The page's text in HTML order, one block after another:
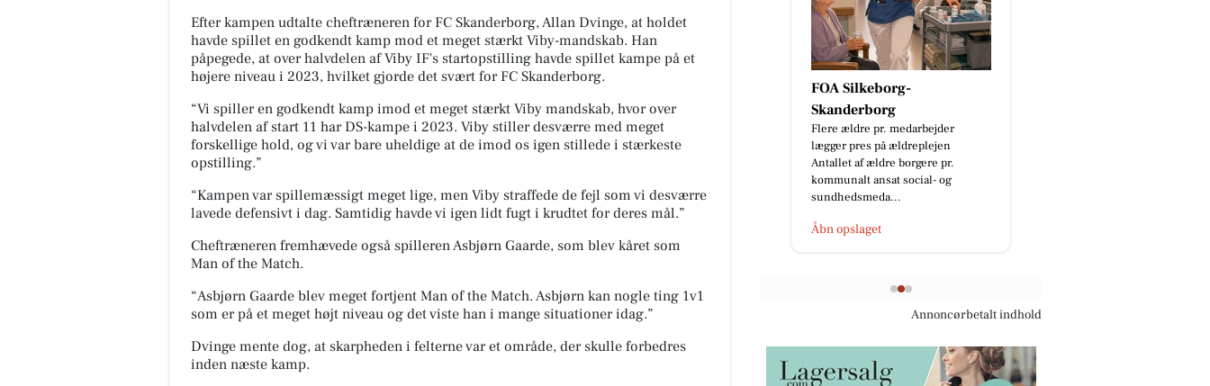
Efter kampen udtalte cheftræneren for FC Skanderborg, Allan Dvinge, at holdet
havde spillet en godkendt kamp mod et meget stærkt Viby-mandskab. Han
påpegede, at over halvdelen af Viby IF's startopstilling havde spillet kampe på et
højere niveau i 2023, hvilket gjorde det svært for FC Skanderborg.
“Vi spiller en godkendt kamp imod et meget stærkt Viby mandskab, hvor over
halvdelen af start 11 har DS-kampe i 2023. Viby stiller desværre med meget
forskellige hold, og vi var bare uheldige at de imod os igen stillede i stærkeste
opstilling.”
“Kampen var spillemæssigt meget lige, men Viby straffede de fejl som vi desværre
lavede defensivt i dag. Samtidig havde vi igen lidt fugt i krudtet for deres mål.”
Cheftræneren fremhævede også spilleren Asbjørn Gaarde, som blev kåret som
Man of the Match.
“Asbjørn Gaarde blev meget fortjent Man of the Match. Asbjørn kan nogle ting 1v1
som er på et meget højt niveau og det viste han i mange situationer idag.”
Dvinge mente dog, at skarpheden i felterne var et område, der skulle forbedres
inden næste kamp.
home Skanderborg
🌿 Eksklusiv landejendom på
Emborgvej 42A, 8660 Skanderborg
med enestående udsigt til Mossø,
egen skov og fredfyldt natur ude...
Åbn opslaget
FOA Silkeborg-
Skanderborg
Flere ældre pr. medarbejder
lægger pres på ældreplejen
sundhedsmeda...
Slagter Byskov
UGENS WEEKENDSTEG 😋🍖 På
fredag kan du få vores lækre dansk
kalveculotte - nok til 5-6 personer.
Pris pr. stk. kun 289,00 k...
Åbn opslaget
Annoncørbetalt indhold